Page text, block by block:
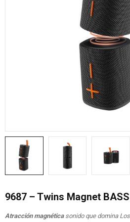
9687 – Twins Magnet
Atracción magnéticasonido que domina